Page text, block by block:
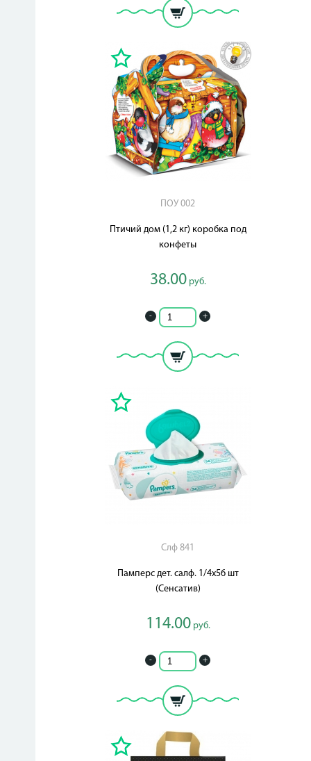
ПОУ 002
Птичий дом (1,2 кг) коробка под
конфеты
38.00руб.
- +
Слф 841
Памперс дет. салф. 1/4х56 шт
(Сенсатив)
114.00руб.
- +